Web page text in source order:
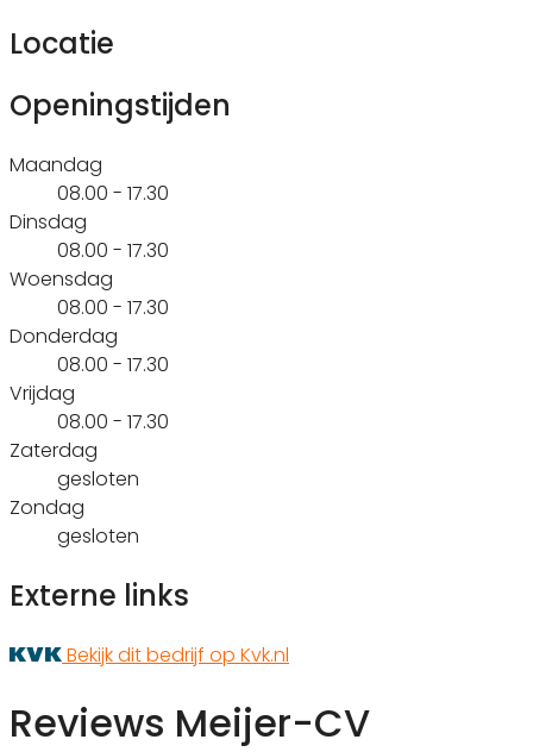
Locatie
Openingstijden
Maandag
08.00 - 17.30
Dinsdag
08.00 - 17.30
Woensdag
08.00 - 17.30
Donderdag
08.00 - 17.30
Vrijdag
08.00 - 17.30
Zaterdag
gesloten
Zondag
gesloten
Externe links
Bekijk dit bedrijf op Kvk.nl
Reviews Meijer-CV